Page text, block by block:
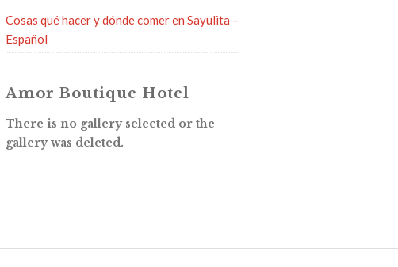
Cosas qué hacer y dónde comer en Sayulita –
Español
Amor Boutique Hotel
There is no gallery selected or the
gallery was deleted.